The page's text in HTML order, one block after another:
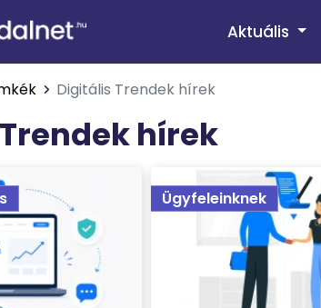
Aktuális
Digitális Trendek hírek
hírek
Ügyfeleinknek